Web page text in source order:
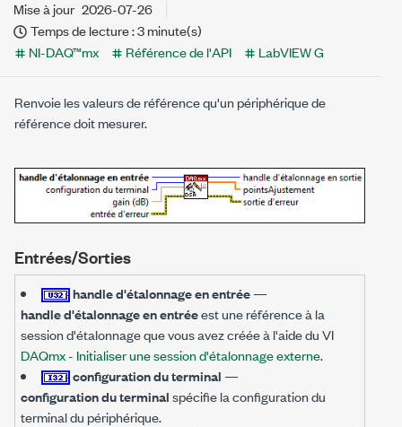
Mise à jour 2026-07-26
Temps de lecture : 3 minute(s)
NI-DAQ™mx
Référence de l'API LabVIEW G
Renvoie les valeurs de référence qu'un périphérique de
référence doit mesurer.
Entrées/Sorties
handle d'étalonnage en entrée—
handle d'étalonnage en entréeest une référence à la
session d'étalonnage que vous avez créée à l'aide du VI
DAQmx - Initialiser une session d'étalonnage externe.
configuration du terminal —
configuration du terminalspécifie la configuration du
terminal du périphérique.